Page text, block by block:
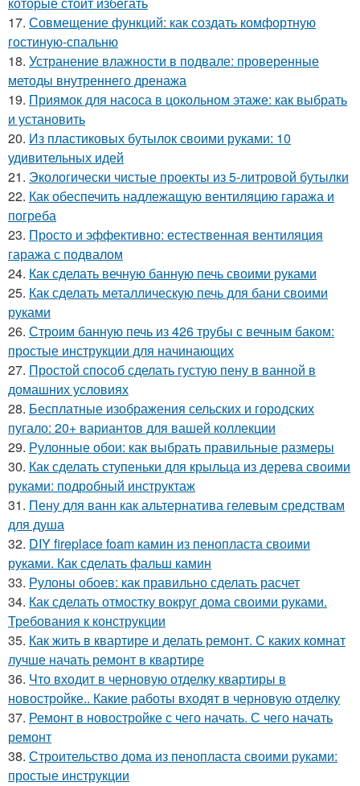
17. Совмещение функций: как создать комфортную
гостиную-спальню
18. Устранение влажности в подвале: проверенные
методы внутреннего дренажа
19. Приямок для насоса в цокольном этаже: как выбрать
и установить
20. Из пластиковых бутылок своими руками: 10
удивительных идей
21. Экологически чистые проекты из 5-литровой бутылки
22. Как обеспечить надлежащую вентиляцию гаража и
погреба
23. Просто и эффективно: естественная вентиляция
гаража с подвалом
24. Как сделать вечную банную печь своими руками
25. Как сделать металлическую печь для бани своими
руками
26. Строим банную печь из 426 трубы с вечным баком:
простые инструкции для начинающих
27. Простой способ сделать густую пену в ванной в
домашних условиях
28. Бесплатные изображения сельских и городских
пугало: 20+ вариантов для вашей коллекции
29. Рулонные обои: как выбрать правильные размеры
30. Как сделать ступеньки для крыльца из дерева своими
руками: подробный инструктаж
31. Пену для ванн как альтернатива гелевым средствам
для душа
32. DIY fireplace foam камин из пенопласта своими
руками. Как сделать фальш камин
33. Рулоны обоев: как правильно сделать расчет
34. Как сделать отмостку вокруг дома своими руками.
Требования к конструкции
35. Как жить в квартире и делать ремонт. С каких комнат
лучше начать ремонт в квартире
36. Что входит в черновую отделку квартиры в
новостройке.. Какие работы входят в черновую отделку
37. Ремонт в новостройке с чего начать. С чего начать
ремонт
38. Строительство дома из пенопласта своими руками:
простые инструкции